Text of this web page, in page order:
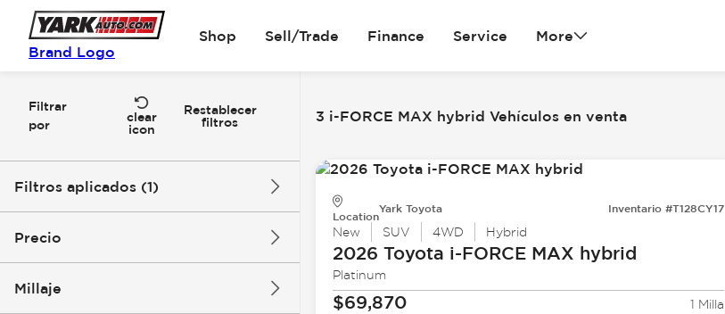
Brand Logo
Shop Sell/Trade Finance Service More
Filtrar
por
clear
icon
Restablecer
filtros
Filtros aplicados (1)
i-FORCE MAX hybrid
Precio
Millaje
3 i-FORCE MAX hybrid Vehículos en venta
Location
Yark Toyota Inventario #T128CY17
New SUV 4WD Hybrid
2026 Toyota i-FORCE MAX hybrid
Platinum
$69,870 1 Milla